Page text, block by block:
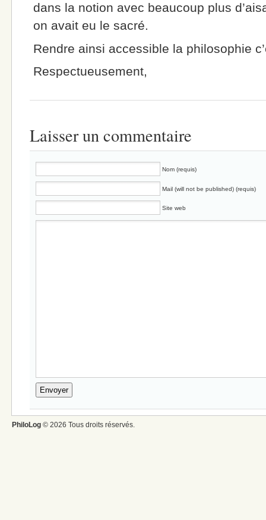
dans la notion avec beaucoup plus
on avait eu le sacré.
Rendre ainsi accessible la philosophie
Respectueusement,
Laisser un commentaire
Nom (requis)
Mail (will not be published) (requis)
Site web
PhiloLog © 2026 Tous droits réservés.